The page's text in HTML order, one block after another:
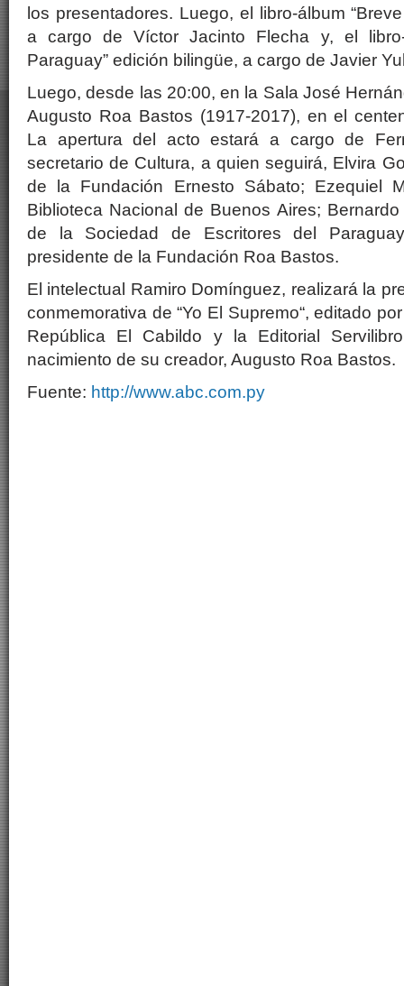
los presentadores. Luego, el libro-álbum
a cargo de Víctor Jacinto Flecha y, el
Paraguay” edición bilingüe, a cargo de Javier
Luego, desde las 20:00, en la Sala José
Augusto Roa Bastos (1917-2017), en el
La apertura del acto estará a cargo de
secretario de Cultura, a quien seguirá, Elvira
de la Fundación Ernesto Sábato; Ezequiel
Biblioteca Nacional de Buenos Aires;
de la Sociedad de Escritores del
presidente de la Fundación Roa Bastos.
El intelectual Ramiro Domínguez, realizará la
conmemorativa de “Yo El Supremo“, editado
República El Cabildo y la Editorial
nacimiento de su creador, Augusto Roa Bastos.
Fuente: http://www.abc.com.py